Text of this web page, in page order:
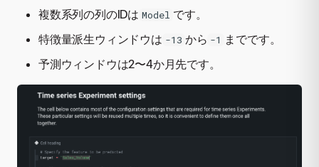
複数系列の列のIDは Model です。
特徴量派生ウィンドウは -13 から -1 までです。
予測ウィンドウは2〜4か月先です。